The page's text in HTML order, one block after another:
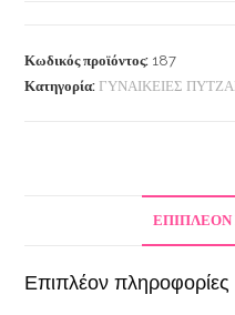
Κωδικός προϊόντος: 187
Κατηγορία: ΓΥΝΑΙΚΕΙΕΣ
Επιπλέον πληροφορίες